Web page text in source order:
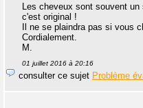
Les cheveux sont souvent
c'est original !
Il ne se plaindra pas si vous
Cordialement.
M.
01 juillet 2016 à 20:16
consulter ce sujet Problème